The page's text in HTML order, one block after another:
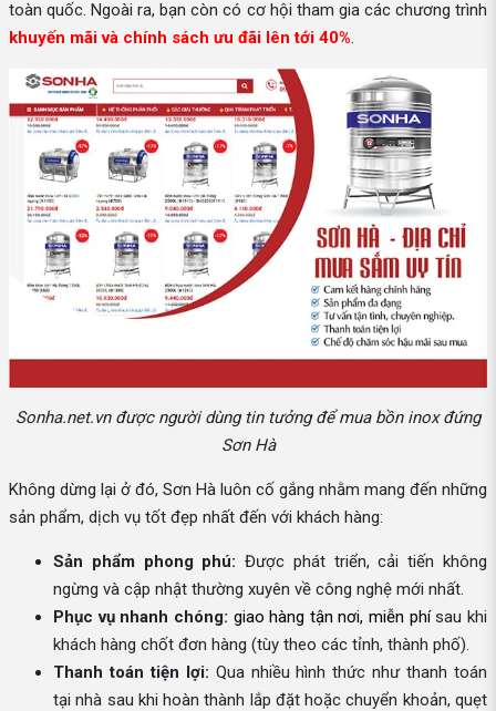
toàn quốc. Ngoài ra, bạn còn có cơ hội tham gia các chương trình
khuyến mãi và chính sách ưu đãi lên tới 40%.
Sonha.net.vn được người dùng tin tưởng để mua bồn inox đứng
Sơn Hà
Không dừng lại ở đó, Sơn Hà luôn cố gắng nhằm mang đến những
sản phẩm, dịch vụ tốt đẹp nhất đến với khách hàng:
Sản phẩm phong phú:Được phát triển, cải tiến không
ngừng và cập nhật thường xuyên về công nghệ mới nhất.
Phục vụ nhanh chóng: giao hàng tận nơi, miễn phísau khi
khách hàng chốt đơn hàng (tùy theo các tỉnh, thành phố).
Thanh toán tiện lợi: Qua nhiều hình thức như thanh toán
tại nhà sau khi hoàn thành lắp đặt hoặc chuyển khoản, quẹt